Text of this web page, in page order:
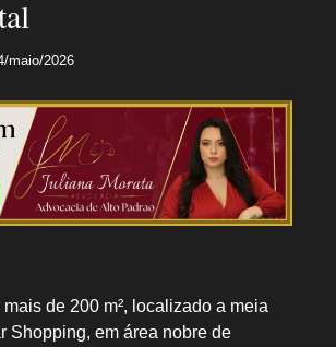
maio/2026
de 200 m², localizado a meia
Shopping, em área nobre de